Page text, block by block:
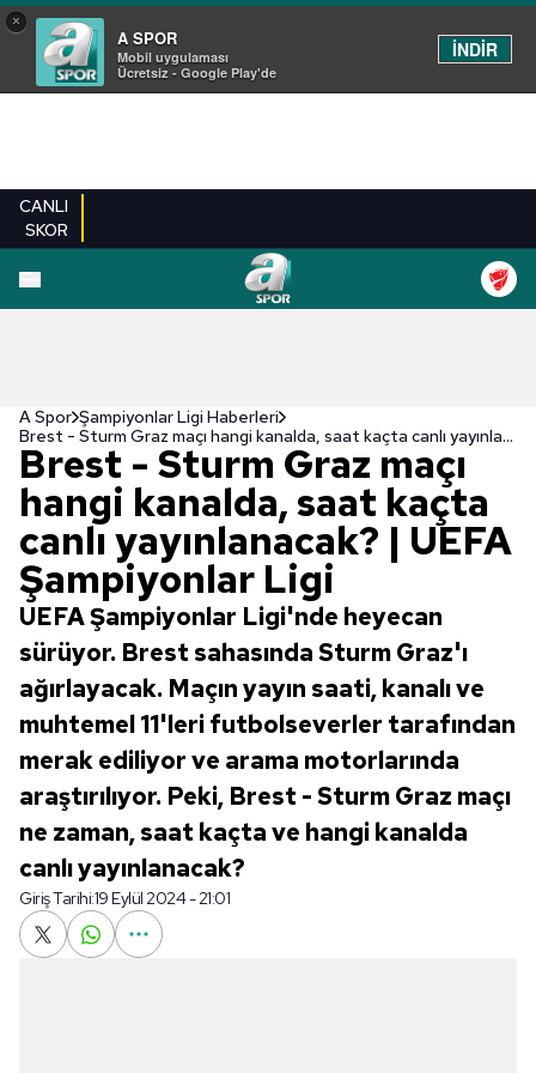
×
A SPOR
Mobil uygulaması
Ücretsiz - Google Play'de
İNDİR
CANLI
SKOR
A Spor Şampiyonlar Ligi Haberleri
Brest - Sturm Graz maçı hangi kanalda, saat kaçta canlı yayınlanacak? | UEFA Şampiyonlar Ligi
Brest - Sturm Graz maçı
hangi kanalda, saat kaçta
canlı yayınlanacak? | UEFA
Şampiyonlar Ligi
UEFA Şampiyonlar Ligi'nde heyecan
sürüyor. Brest sahasında Sturm Graz'ı
ağırlayacak. Maçın yayın saati, kanalı ve
muhtemel 11'leri futbolseverler tarafından
merak ediliyor ve arama motorlarında
araştırılıyor. Peki, Brest - Sturm Graz maçı
ne zaman, saat kaçta ve hangi kanalda
canlı yayınlanacak?
Giriş Tarihi:19 Eylül 2024 - 21:01